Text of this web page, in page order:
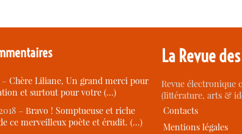
– Chère Liliane, Un grand merci pour
et surtout pour votre (…)
– Bravo ! Somptueuse et riche
ce merveilleux poète et érudit. (…)
La Revue
Revue
(littérature, arts &
Contacts
Mentions légales